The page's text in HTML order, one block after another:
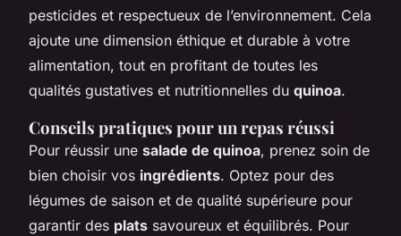
pesticides et respectueux de l’environnement. Cela
ajoute une dimension éthique et durable à votre
alimentation, tout en profitant de toutes les
qualités gustatives et nutritionnelles du quinoa.
Conseils pratiques pour un repas réussi
Pour réussir une salade de quinoa, prenez soin de
bien choisir vos ingrédients. Optez pour des
légumes de saison et de qualité supérieure pour
garantir des plats savoureux et équilibrés. Pour